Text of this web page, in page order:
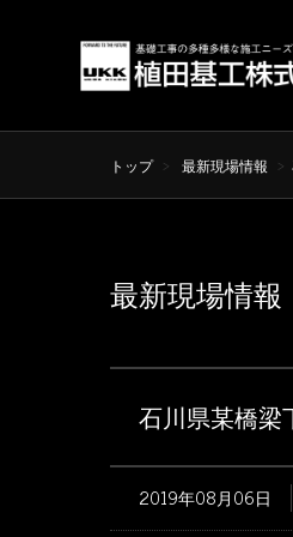
トップ 最新現場情報
最新現場情報
石川県某橋梁
2019年08月06日